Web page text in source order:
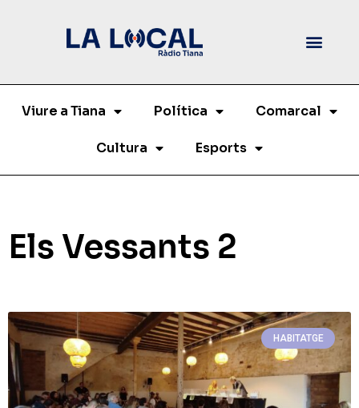
Viure a Tiana Política Comarcal
Cultura Esports
Els Vessants 2
HABITATGE